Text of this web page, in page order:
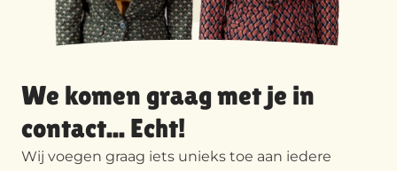
We komen graag met je in
contact... Echt!
Wij voegen graag iets unieks toe aan iedere